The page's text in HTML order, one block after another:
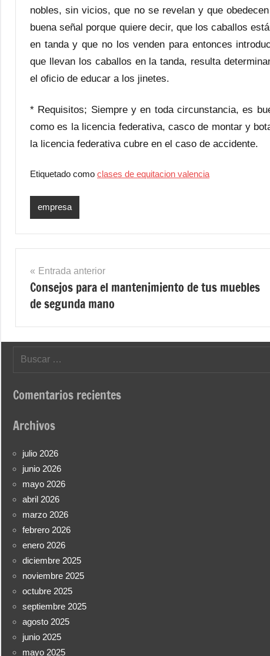
nobles, sin vicios, que no se revelan y que
buena señal porque quiere decir, que los caballos
en tanda y que no los venden para entonces
que llevan los caballos en la tanda, resulta
el oficio de educar a los jinetes.
* Requisitos; Siempre y en toda circunstancia, es
como es la licencia federativa, casco de montar y
la licencia federativa cubre en el caso de accidente.
Etiquetado como clases de equitacion valencia
empresa
Navegación
de
entradas
Entrada anterior
Consejos para el mantenimiento de tus muebles
de segunda mano
Buscar:
Comentarios recientes
Archivos
julio 2026
junio 2026
mayo 2026
abril 2026
marzo 2026
febrero 2026
enero 2026
diciembre 2025
noviembre 2025
octubre 2025
septiembre 2025
agosto 2025
junio 2025
mayo 2025